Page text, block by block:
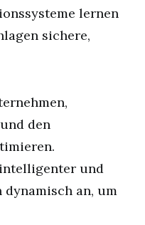
lernen
sichere,
den
und
dynamisch an, um